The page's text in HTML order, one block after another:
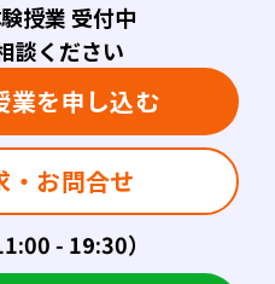
- 19:30）
授業 受付中
談ください
業を申し込む
・お問合せ